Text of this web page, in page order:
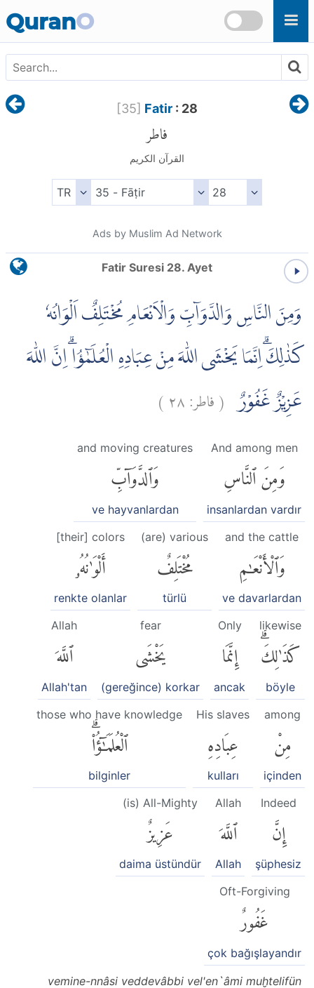
QuranO
[35] Fatir: 28
فاطر
القرآن الكريم
Ads by Muslim Ad Network
Fatir Suresi 28. Ayet
وَمِنَ النَّاسِ وَالدَّوَاۤبِّ وَالْاَنْعَامِ مُخْتَلِفٌ اَلْوَانُهٗ
كَذٰلِكَۗ اِنَّمَا يَخْشَى اللّٰهَ مِنْ عِبَادِهِ الْعُلَمٰۤؤُاۗ اِنَّ اللّٰهَ
عَزِيْزٌ غَفُوْرٌ (فاطر:٢٨)
And among men
وَمِنَ ٱلنَّاسِ
insanlardan vardır
and moving creatures
وَٱلدَّوَآبِّ
ve hayvanlardan
and the cattle
وَٱلْأَنْعَٰمِ
ve davarlardan
(are) various
مُخْتَلِفٌ
türlü
[their] colors
أَلْوَٰنُهُۥ
renkte olanlar
likewise
كَذَٰلِكَۗ
böyle
Only
إِنَّمَا
ancak
fear
يَخْشَى
(gereğince) korkar
Allah
ٱللَّهَ
Allah'tan
among
مِنْ
içinden
His slaves
عِبَادِهِ
kulları
those who have knowledge
ٱلْعُلَمَٰٓؤُا۟ۗ
bilginler
Indeed
إِنَّ
şüphesiz
Allah
ٱللَّهَ
Allah
(is) All-Mighty
عَزِيزٌ
daima üstündür
Oft-Forgiving
غَفُورٌ
çok bağışlayandır
vemine-nnâsi veddevâbbi vel'en`âmi muḫtelifün